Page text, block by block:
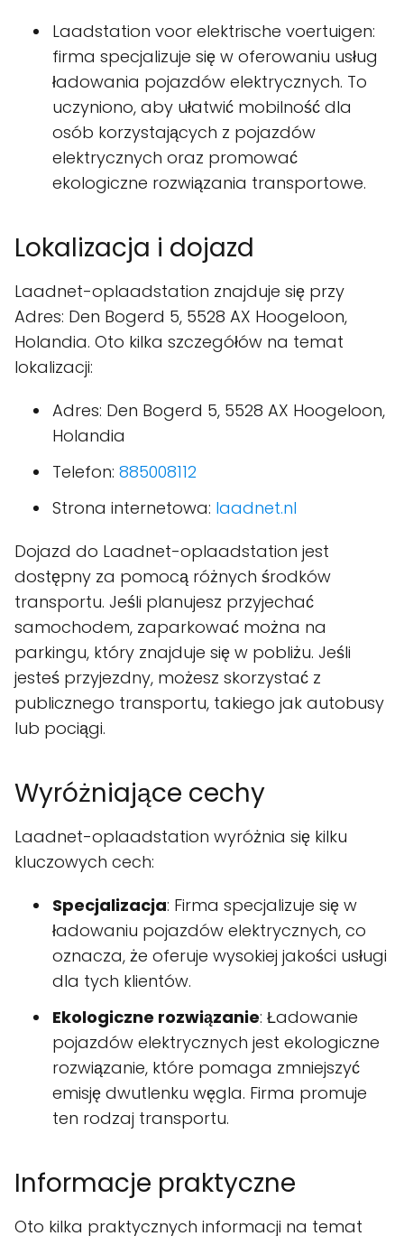
Laadstation voor elektrische voertuigen:
firma specjalizuje się w oferowaniu usług
ładowania pojazdów elektrycznych. To
uczyniono, aby ułatwić mobilność dla
osób korzystających z pojazdów
elektrycznych oraz promować
ekologiczne rozwiązania transportowe.
Lokalizacja i dojazd
Laadnet-oplaadstation znajduje się przy
Adres: Den Bogerd 5, 5528 AX Hoogeloon,
Holandia. Oto kilka szczegółów na temat
lokalizacji:
Adres: Den Bogerd 5, 5528 AX Hoogeloon,
Holandia
Telefon: 885008112
Strona internetowa: laadnet.nl
Dojazd do Laadnet-oplaadstation jest
dostępny za pomocą różnych środków
transportu. Jeśli planujesz przyjechać
samochodem, zaparkować można na
parkingu, który znajduje się w pobliżu. Jeśli
jesteś przyjezdny, możesz skorzystać z
publicznego transportu, takiego jak autobusy
lub pociągi.
Wyróżniające cechy
Laadnet-oplaadstation wyróżnia się kilku
kluczowych cech:
Specjalizacja: Firma specjalizuje się w
ładowaniu pojazdów elektrycznych, co
oznacza, że oferuje wysokiej jakości usługi
dla tych klientów.
Ekologiczne rozwiązanie: Ładowanie
pojazdów elektrycznych jest ekologiczne
rozwiązanie, które pomaga zmniejszyć
emisję dwutlenku węgla. Firma promuje
ten rodzaj transportu.
Informacje praktyczne
Oto kilka praktycznych informacji na temat